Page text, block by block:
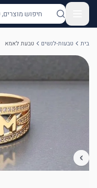
בית טבעות-לנשים טבעת לאמא